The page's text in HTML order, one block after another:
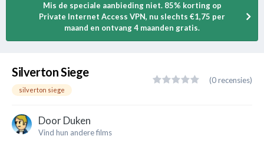
Mis de speciale aanbieding niet. 85% korting op
Private Internet Access VPN, nu slechts €1,75 per
maand en ontvang 4 maanden gratis.
Silverton Siege
silverton siege
(0 recensies)
DoorDuken
Vind hun andere films